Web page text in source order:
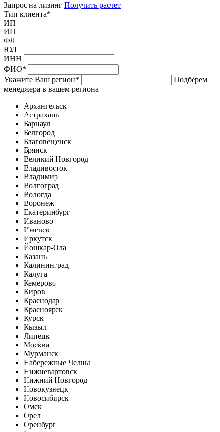
Запрос на лизинг Получить расчет
Тип клиента*
ИП
ИП
ФЛ
ЮЛ
ИНН
ФИО*
Укажите Ваш регион*
Подберем
менеджера в вашем региона
Архангельск
Астрахань
Барнаул
Белгород
Благовещенск
Брянск
Великий Новгород
Владивосток
Владимир
Волгоград
Вологда
Воронеж
Екатеринбург
Иваново
Ижевск
Иркутск
Йошкар-Ола
Казань
Калининград
Калуга
Кемерово
Киров
Краснодар
Красноярск
Курск
Кызыл
Липецк
Москва
Мурманск
Набережные Челны
Нижневартовск
Нижний Новгород
Новокузнецк
Новосибирск
Омск
Орел
Оренбург